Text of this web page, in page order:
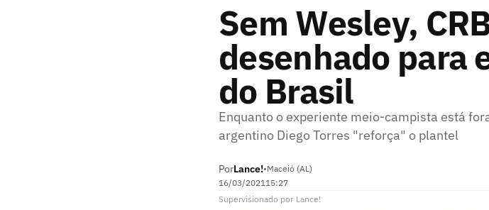
Sem Wesley,
desenhado para
do Brasil
Enquanto o experiente meio-campista está
argentino Diego Torres "reforça" o plantel
PorLance!•Maceió (AL)
16/03/202115:27
Supervisionado por Lance!